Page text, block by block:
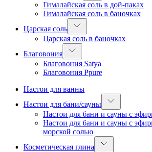
Гималайская соль в дой-паках
Гималайская соль в баночках
Царская соль
Царская соль в баночках
Благовония
Благовония Satya
Благовония Ppure
Настои для ванны
Настои для бани/сауны
Настои для бани и сауны с
Настои для бани и сауны с
морской солью
Косметическая глина